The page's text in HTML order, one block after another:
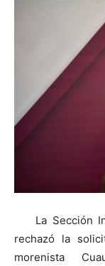
La Sección
rechazó la
morenista